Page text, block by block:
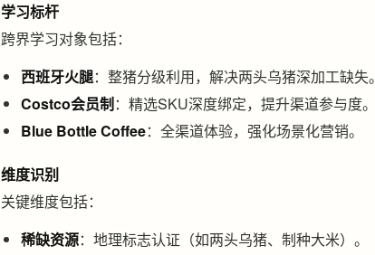
学习标杆
跨界学习对象包括：
西班牙火腿：整猪分级利用，解决两头乌猪深加工缺失。
Costco会员制：精选SKU深度绑定，提升渠道参与度。
Blue Bottle Coffee：全渠道体验，强化场景化营销。
维度识别
关键维度包括：
稀缺资源：地理标志认证（如两头乌猪、制种大米）。